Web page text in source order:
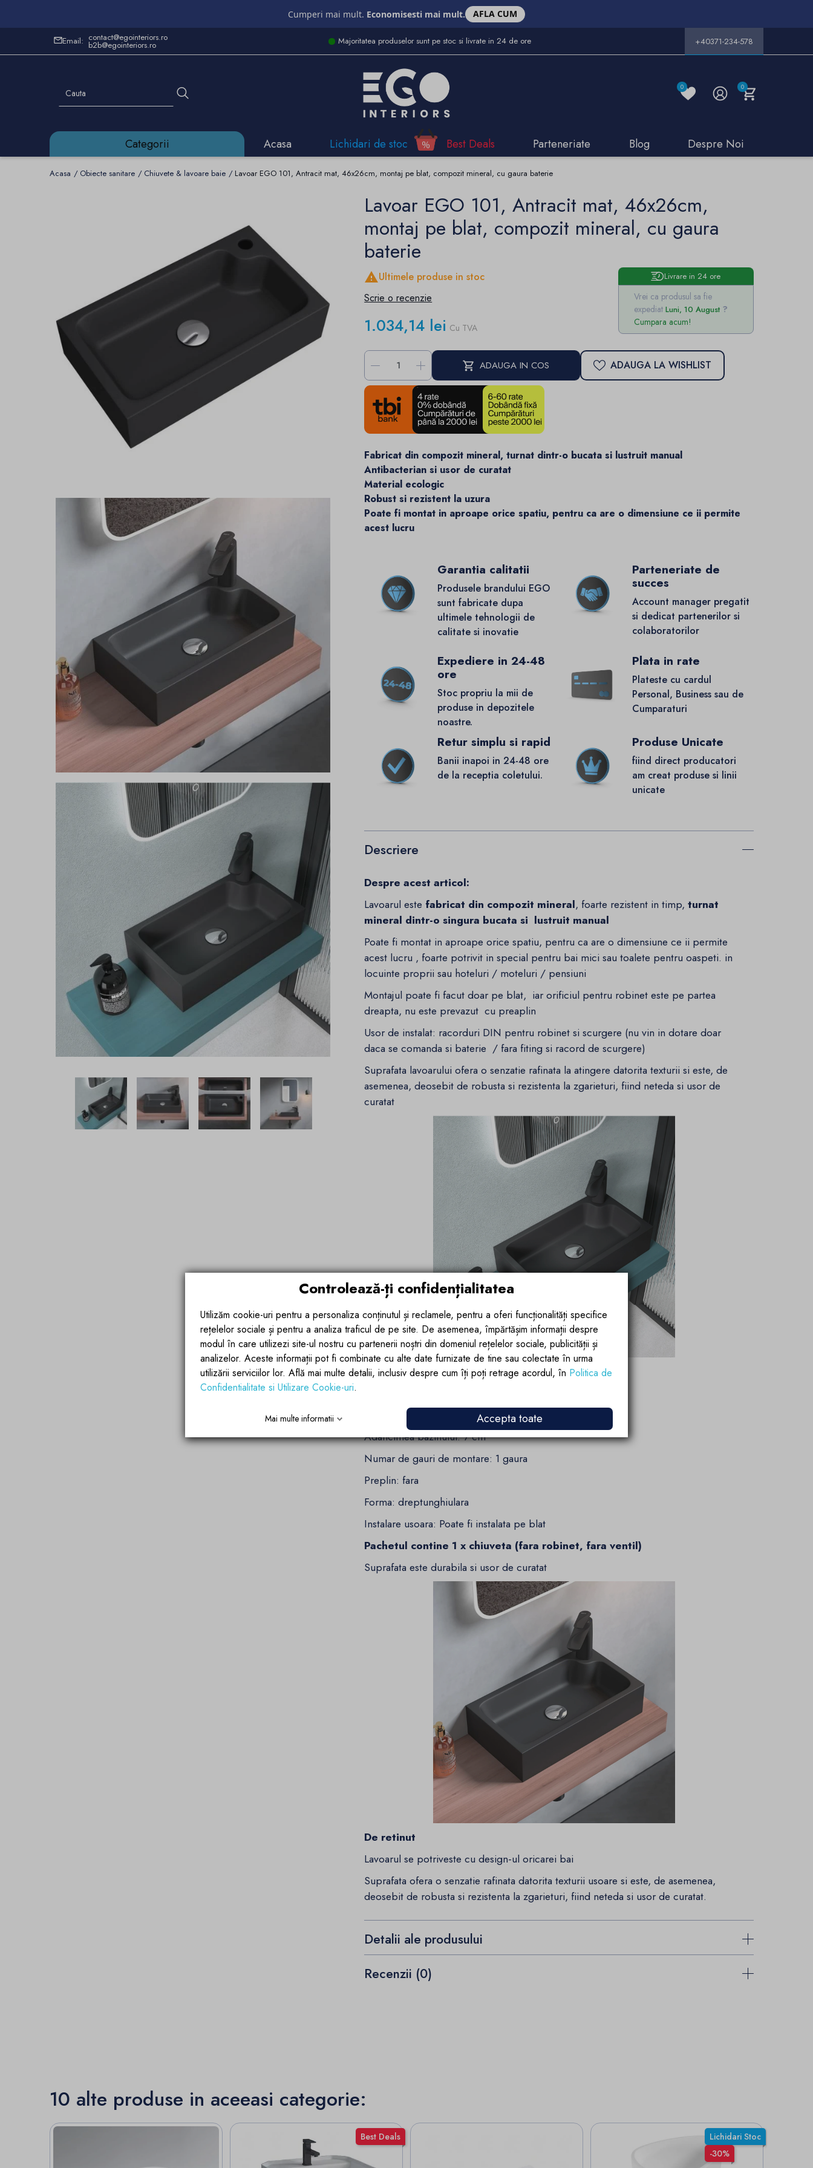
Cumperi mai mult. Economisesti mai mult. AFLA CUM
Email: contact@egointeriors.ro
b2b@egointeriors.ro Majoritatea produselor sunt pe stoc si livrate in 24 de ore +40371-234-578
0 0
Categorii Acasa Lichidari de stoc Best Deals Parteneriate Blog Despre Noi
Acasa Obiecte sanitare Chiuvete & lavoare baie Lavoar EGO 101, Antracit mat, 46x26cm, montaj pe blat, compozit mineral, cu gaura baterie
Lavoar EGO 101, Antracit mat, 46x26cm,
montaj pe blat, compozit mineral, cu gaura
baterie
Livrare in 24 ore
Vrei ca produsul sa fie
expediat Luni, 10 August
Cumpara acum!
Ultimele produse in stoc
Scrie o recenzie
1.034,14 lei Cu TVA
- + ADAUGA IN COS ADAUGA LA WISHLIST
Fabricat din compozit mineral, turnat dintr-o bucata si lustruit manual
Antibacterian si usor de curatat
Material ecologic
Robust si rezistent la uzura
Poate fi montat in aproape orice spatiu, pentru ca are o dimensiune ce ii permite
acest lucru
Garantia calitatii
Produsele brandului EGO
sunt fabricate dupa
ultimele tehnologii de
calitate si inovatie
Parteneriate de
succes
Account manager pregatit
si dedicat partenerilor si
colaboratorilor
Expediere in 24-48
ore
Stoc propriu la mii de
produse in depozitele
noastre.
Plata in rate
Plateste cu cardul
Personal, Business sau de
Cumparaturi
Retur simplu si rapid
Banii inapoi in 24-48 ore
de la receptia coletului.
Produse Unicate
fiind direct producatori
am creat produse si linii
unicate
Descriere
Despre acest articol:
Lavoarul este fabricat din compozit mineral, foarte rezistent in timp,turnat
mineral dintr-o singura bucata si lustruit manual
Poate fi montat in aproape orice spatiu, pentru ca are o dimensiune ce ii permite
acest lucru , foarte potrivit in special pentru bai mici sau toalete pentru oaspeti. in
locuinte proprii sau hoteluri / moteluri / pensiuni
Montajul poate fi facut doar pe blat, iar orificiul pentru robinet este pe partea
dreapta, nu este prevazut cu preaplin
Usor de instalat: racorduri DIN pentru robinet si scurgere (nu vin in dotare doar
daca se comanda si baterie / fara fiting si racord de scurgere)
Suprafata lavoarului ofera o senzatie rafinata la atingere datorita texturii si este, de
asemenea, deosebit de robusta si rezistenta la zgarieturi, fiind neteda si usor de
curatat
Detalii tehnice/ specificatii:
Dimensiuni: 46 x 26 x 11 cm (lungime x latime x inaltime)
Adancimea bazinului: 7 cm
Numar de gauri de montare: 1 gaura
Preplin: fara
Forma: dreptunghiulara
Instalare usoara: Poate fi instalata pe blat
Pachetul contine 1 x chiuveta (fara robinet, fara ventil)
Suprafata este durabila si usor de curatat
De retinut
Lavoarul se potriveste cu design-ul oricarei bai
Suprafata ofera o senzatie rafinata datorita texturii usoare si este, de asemenea,
deosebit de robusta si rezistenta la zgarieturi, fiind neteda si usor de curatat.
Detalii ale produsului
Recenzii (0)
10 alte produse in aceeasi categorie:
Best Deals
Lichidari Stoc
-30%
Controlează-ți confidențialitatea
Utilizăm cookie-uri pentru a personaliza conținutul și reclamele, pentru a oferi funcționalități specifice
rețelelor sociale și pentru a analiza traficul de pe site. De asemenea, împărtășim informații despre
modul în care utilizezi site-ul nostru cu partenerii noștri din domeniul rețelelor sociale, publicității și
analizelor. Aceste informații pot fi combinate cu alte date furnizate de tine sau colectate în urma
utilizării serviciilor lor. Află mai multe detalii, inclusiv despre cum îți poți retrage acordul, în Politica de
Confidentialitate si Utilizare Cookie-uri.
Mai multe informatii Accepta toate